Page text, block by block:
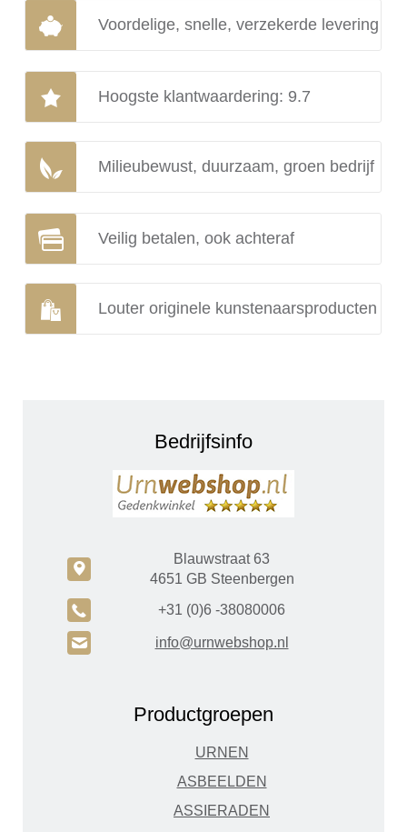
Voordelige, snelle, verzekerde levering
Hoogste klantwaardering: 9.7
Milieubewust, duurzaam, groen bedrijf
Veilig betalen, ook achteraf
Louter originele kunstenaarsproducten
Bedrijfsinfo
c
Blauwstraat 63
4651 GB Steenbergen
A +31 (0)6 -38080006
H info@urnwebshop.nl
Productgroepen
URNEN
ASBEELDEN
ASSIERADEN